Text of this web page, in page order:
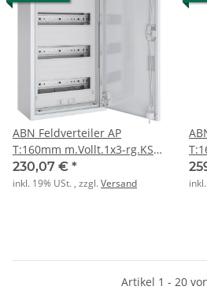
ABN Feldverteiler AP
T:160mm m.Vollt.1x3-rg.KS
REG
230,07 € *
inkl. 19% USt. , zzgl.Versand
Artikel 1 - 20